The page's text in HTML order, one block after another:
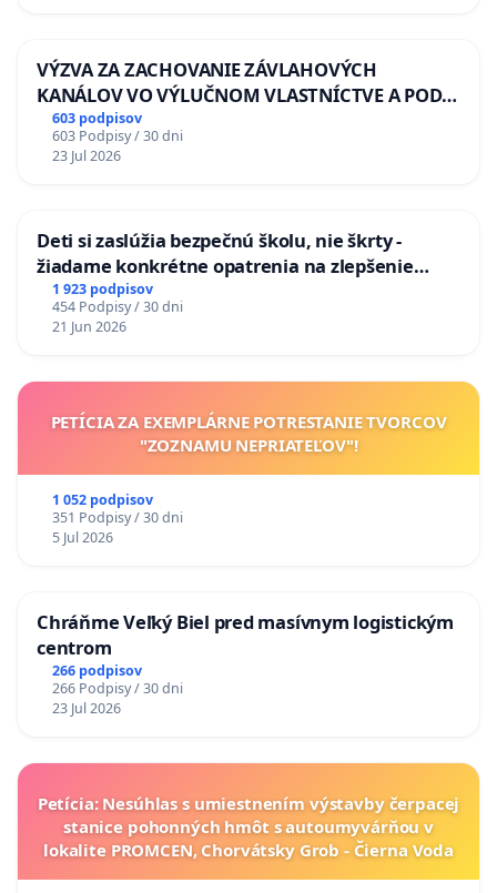
VÝZVA ZA ZACHOVANIE ZÁVLAHOVÝCH
KANÁLOV VO VÝLUČNOM VLASTNÍCTVE A POD
KONTROLOU SLOVENSKEJ REPUBLIKY & žiadosť
na riešenie zanedbaného stavu závlahových a
odvodňovacích kanálov na Slovensku
603 podpisov
603 Podpisy / 30 dni
23 Jul 2026
Deti si zaslúžia bezpečnú školu, nie škrty -
žiadame konkrétne opatrenia na zlepšenie
situácie v školstve
1 923 podpisov
454 Podpisy / 30 dni
21 Jun 2026
PETÍCIA ZA EXEMPLÁRNE POTRESTANIE TVORCOV
"ZOZNAMU NEPRIATEĽOV"!
1 052 podpisov
351 Podpisy / 30 dni
5 Jul 2026
Chráňme Veľký Biel pred masívnym logistickým
centrom
266 podpisov
266 Podpisy / 30 dni
23 Jul 2026
Petícia: Nesúhlas s umiestnením výstavby čerpacej
stanice pohonných hmôt s autoumyvárňou v
lokalite PROMCEN, Chorvátsky Grob - Čierna Voda